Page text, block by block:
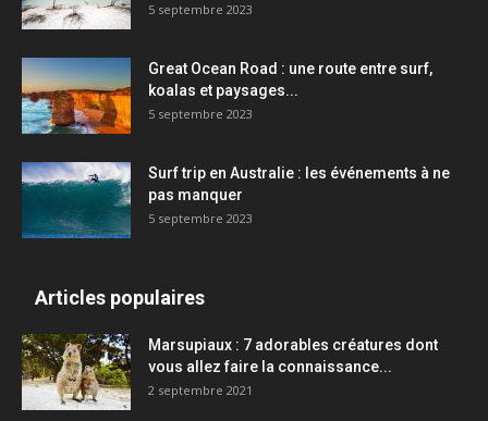
5 septembre 2023
Great Ocean Road : une route entre surf,
koalas et paysages...
5 septembre 2023
Surf trip en Australie : les événements à ne
pas manquer
5 septembre 2023
Articles populaires
Marsupiaux : 7 adorables créatures dont
vous allez faire la connaissance...
2 septembre 2021